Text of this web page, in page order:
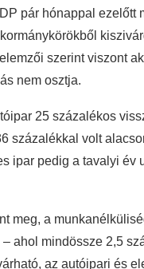
pár hónappal
szerint viszont
nem osztja.
25 százalékos
százalékkal volt
ipar pedig a tavalyi
meg, a
ahol mindössze 2,5
az autóipari és